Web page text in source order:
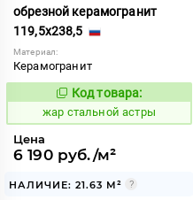
обрезной керамогранит
119,5x238,5
Материал:
Керамогранит
371456
Код товара:
жар стальной астры
Цена
6 190 руб./м²
НАЛИЧИЕ: 21.63 М²